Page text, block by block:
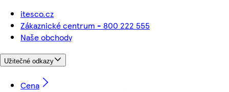
itesco.cz
Zákaznické centrum - 800 222 555
Naše obchody
Užitečné odkazy
Cena